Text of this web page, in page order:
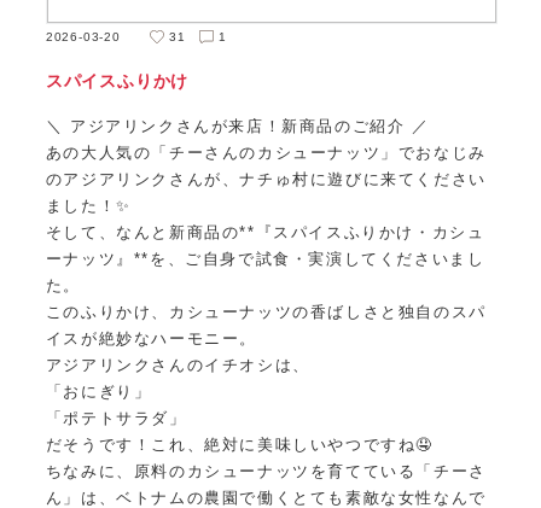
2026-03-20 31 1
スパイスふりかけ
＼ アジアリンクさんが来店！新商品のご紹介 ／
あの大人気の「チーさんのカシューナッツ」でおなじみ
のアジアリンクさんが、ナチゅ村に遊びに来てください
ました！✨
そして、なんと新商品の**『スパイスふりかけ・カシュ
ーナッツ』**を、ご自身で試食・実演してくださいまし
た。
このふりかけ、カシューナッツの香ばしさと独自のスパ
イスが絶妙なハーモニー。
アジアリンクさんのイチオシは、
「おにぎり」
「ポテトサラダ」
だそうです！これ、絶対に美味しいやつですね🤤
ちなみに、原料のカシューナッツを育てている「チーさ
ん」は、ベトナムの農園で働くとても素敵な女性なんで